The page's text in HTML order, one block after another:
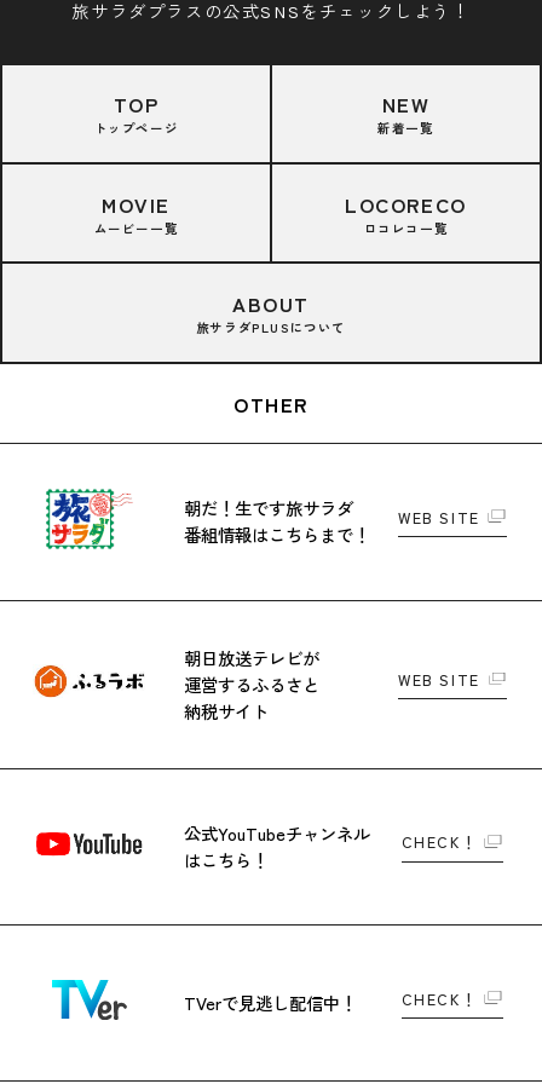
旅サラダプラスの公式SNSをチェックしよう！
TOP
トップページ
NEW
新着一覧
MOVIE
ムービー一覧
LOCORECO
ロコレコ一覧
ABOUT
旅サラダPLUSについて
OTHER
朝だ！生です旅サラダ
番組情報はこちらまで！
WEB SITE
朝日放送テレビが
運営するふるさと
納税サイト
WEB SITE
公式YouTubeチャンネル
はこちら！
CHECK！
TVerで見逃し配信中！ CHECK！